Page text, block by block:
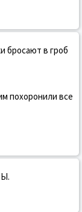
бросают в гроб
похоронили все
Ы.